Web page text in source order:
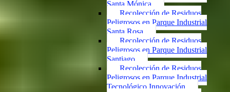
Santa Mónica
Recolección de Residuos
Peligrosos en Parque Industrial
Santa Rosa
Recolección de Residuos
Peligrosos en Parque Industrial
Santiago
Recolección de Residuos
Peligrosos en Parque Industrial
Tecnológico Innovación